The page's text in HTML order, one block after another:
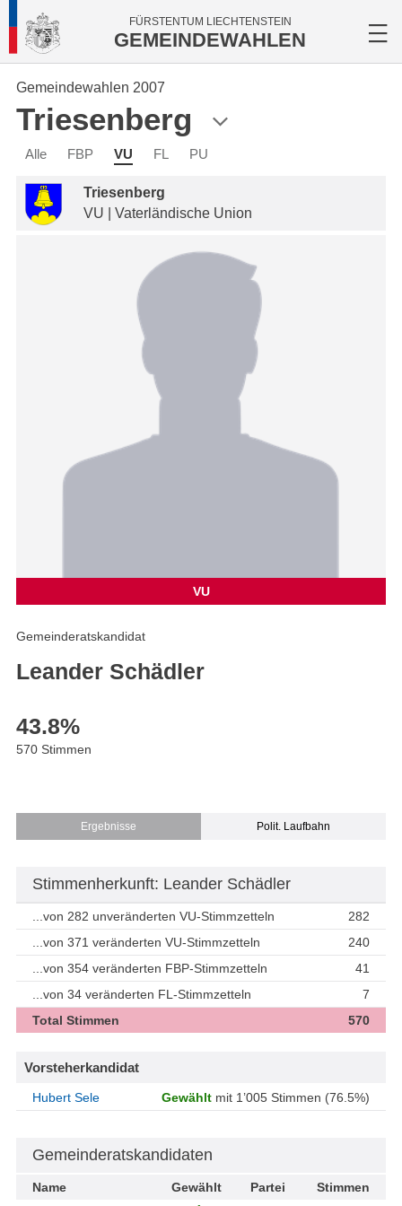
FÜRSTENTUM LIECHTENSTEIN
GEMEINDEWAHLEN
Gemeindewahlen 2007
Triesenberg
Alle FBP VU FL PU
Triesenberg
VU | Vaterländische Union
VU
Gemeinderatskandidat
Leander Schädler
43.8%
570 Stimmen
Ergebnisse Polit. Laufbahn
Stimmenherkunft: Leander Schädler
...von 282 unveränderten VU-Stimmzetteln
282
...von 371 veränderten VU-Stimmzetteln
240
...von 354 veränderten FBP-Stimmzetteln
41
...von 34 veränderten FL-Stimmzetteln
7
Total Stimmen
570
Vorsteherkandidat
Hubert Sele Gewählt mit 1’005 Stimmen (76.5%)
Gemeinderatskandidaten
Name Gewählt Partei
Stimmen